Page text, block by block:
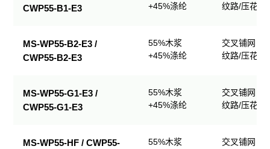
CWP55-B1-E3
+45%涤纶
纹路/压花
MS-WP55-B2-E3 /
CWP55-B2-E3
55%木浆
+45%涤纶
交叉铺网；
纹路/压花
MS-WP55-G1-E3 /
CWP55-G1-E3
55%木浆
+45%涤纶
交叉铺网；
纹路/压花
MS-WP55-HF / CWP55-
55%木浆
交叉铺网；